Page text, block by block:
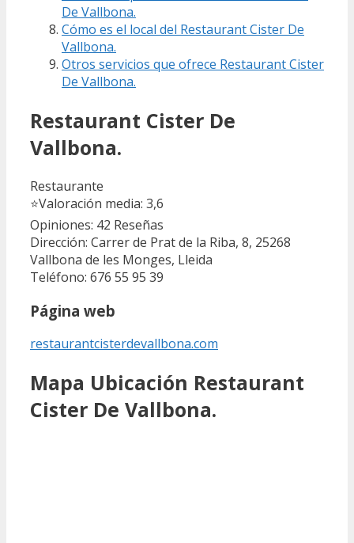
De Vallbona.
Cómo es el local del Restaurant Cister De
Vallbona.
Otros servicios que ofrece Restaurant Cister
De Vallbona.
Restaurant Cister De
Vallbona.
Restaurante
⭐Valoración media: 3,6
Opiniones: 42 Reseñas
Dirección: Carrer de Prat de la Riba, 8, 25268
Vallbona de les Monges, Lleida
Teléfono: 676 55 95 39
Página web
restaurantcisterdevallbona.com
Mapa Ubicación Restaurant
Cister De Vallbona.